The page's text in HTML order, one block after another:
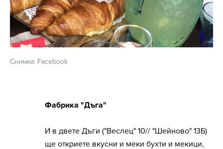
Снимка: Facebook
Фабрика "Дъга"
И в двете Дъги ("Веслец" 10// "Шейново" 13Б)
ще откриете вкусни и меки бухти и мекици,